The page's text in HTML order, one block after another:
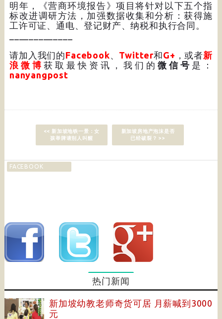
明年，《营商环境报告》项目将针对以下五个指
标改进调研方法，加强数据收集和分析：获得施
工许可证、通电、登记财产、纳税和执行合同。
请加入我们的Facebook、 Twitter和G+ ，或者新
浪微博 获取最快资讯，我们的微信号 是：
nanyangpost
<< 新加坡地铁一景：女
孩举牌请别人叫醒
新加坡房地产泡沫是否
已经破裂？ >>
FACEBOOK
热门新闻
新加坡幼教老师奇货可居 月薪喊到3000
元